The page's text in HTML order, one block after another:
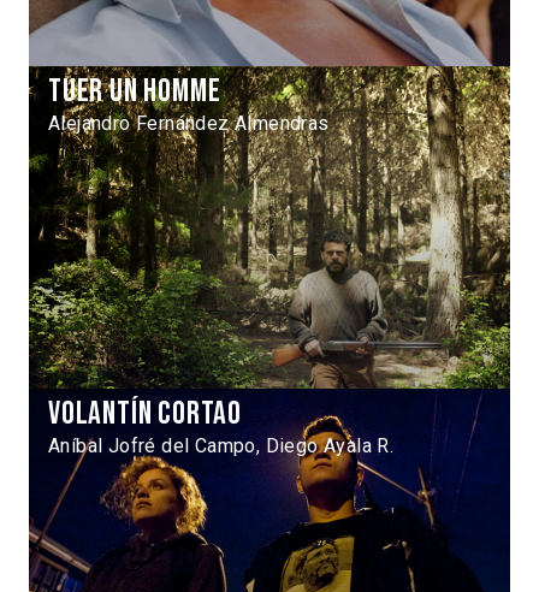
Tuer un homme
Alejandro Fernández Almendras
Volantín cortao
Aníbal Jofré del Campo, Diego Ayala R.